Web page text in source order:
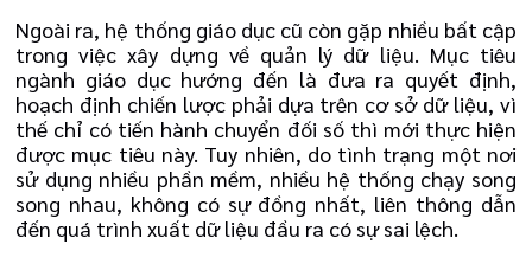
Ngoài ra, hệ thống giáo dục cũ còn gặp nhiều bất cập
trong việc xây dựng về quản lý dữ liệu. Mục tiêu
ngành giáo dục hướng đến là đưa ra quyết định,
hoạch định chiến lược phải dựa trên cơ sở dữ liệu, vì
thế chỉ có tiến hành chuyển đối số thì mới thực hiện
được mục tiêu này. Tuy nhiên, do tình trạng một nơi
sử dụng nhiều phần mềm, nhiều hệ thống chạy song
song nhau, không có sự đồng nhất, liên thông dẫn
đến quá trình xuất dữ liệu đầu ra có sự sai lệch.